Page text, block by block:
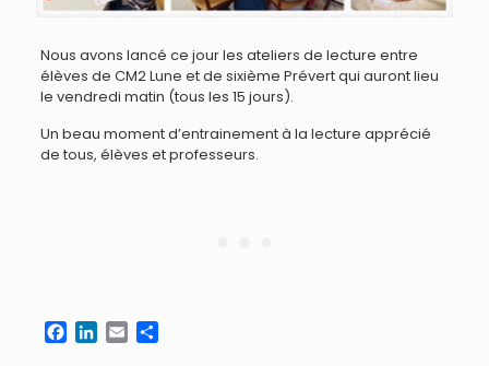
Nous avons lancé ce jour les ateliers de lecture entre
élèves de CM2 Lune et de sixième Prévert qui auront lieu
le vendredi matin (tous les 15 jours).
Un beau moment d’entrainement à la lecture apprécié
de tous, élèves et professeurs.
Facebook
LinkedIn
EmailPartager